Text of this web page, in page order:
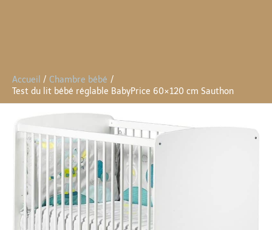
Accueil
Chambre bébé
Test du lit bébé réglable BabyPrice 60×120 cm Sauthon